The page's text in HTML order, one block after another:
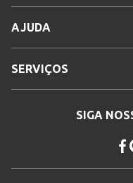
AJUDA
SERVIÇOS
SIGA